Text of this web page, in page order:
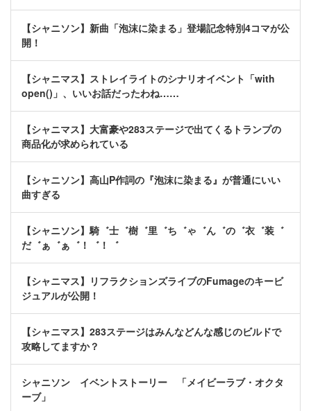
【シャニソン】新曲「泡沫に染まる」登場記念特別4コマが公
開！
【シャニマス】ストレイライトのシナリオイベント「with
open()」、いいお話だったわね……
【シャニマス】大富豪や283ステージで出てくるトランプの
商品化が求められている
【シャニソン】高山P作詞の『泡沫に染まる』が普通にいい
曲すぎる
【シャニソン】騎゛士゛樹゛里゛ち゛ゃ゛ん゛の゛衣゛装゛
だ゛ぁ゛ぁ゛！゛！゛
【シャニマス】リフラクションズライブのFumageのキービ
ジュアルが公開！
【シャニマス】283ステージはみんなどんな感じのビルドで
攻略してますか？
シャニソン イベントストーリー 「メイビーラブ・オクタ
ーブ」